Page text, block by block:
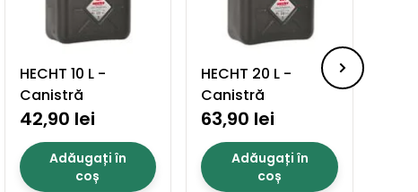
HECHT 10 L -
Canistră
42,90 lei
Adăugați în
coș
HECHT 20 L -
Canistră
63,90 lei
Adăugați în
coș